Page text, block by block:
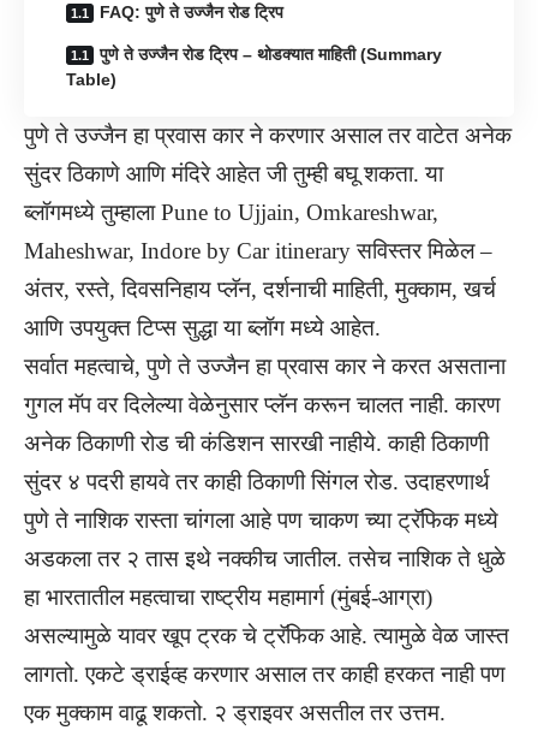
FAQ: पुणे ते उज्जैन रोड ट्रिप
पुणे ते उज्जैन रोड ट्रिप – थोडक्यात माहिती (Summary
Table)
पुणे ते उज्जैन हा प्रवास कार ने करणार असाल तर वाटेत अनेक
सुंदर ठिकाणे आणि मंदिरे आहेत जी तुम्ही बघू शकता. या
ब्लॉगमध्ये तुम्हाला Pune to Ujjain, Omkareshwar,
Maheshwar, Indore by Car itinerary सविस्तर मिळेल –
अंतर, रस्ते, दिवसनिहाय प्लॅन, दर्शनाची माहिती, मुक्काम, खर्च
आणि उपयुक्त टिप्स सुद्धा या ब्लॉग मध्ये आहेत.
सर्वात महत्वाचे, पुणे ते उज्जैन हा प्रवास कार ने करत असताना
गुगल मॅप वर दिलेल्या वेळेनुसार प्लॅन करून चालत नाही. कारण
अनेक ठिकाणी रोड ची कंडिशन सारखी नाहीये. काही ठिकाणी
सुंदर ४ पदरी हायवे तर काही ठिकाणी सिंगल रोड. उदाहरणार्थ
पुणे ते नाशिक रास्ता चांगला आहे पण चाकण च्या ट्रॅफिक मध्ये
अडकला तर २ तास इथे नक्कीच जातील. तसेच नाशिक ते धुळे
हा भारतातील महत्वाचा राष्ट्रीय महामार्ग (मुंबई-आग्रा)
असल्यामुळे यावर खूप ट्रक चे ट्रॅफिक आहे. त्यामुळे वेळ जास्त
लागतो. एकटे ड्राईव्ह करणार असाल तर काही हरकत नाही पण
एक मुक्काम वाढू शकतो. २ ड्राइवर असतील तर उत्तम.